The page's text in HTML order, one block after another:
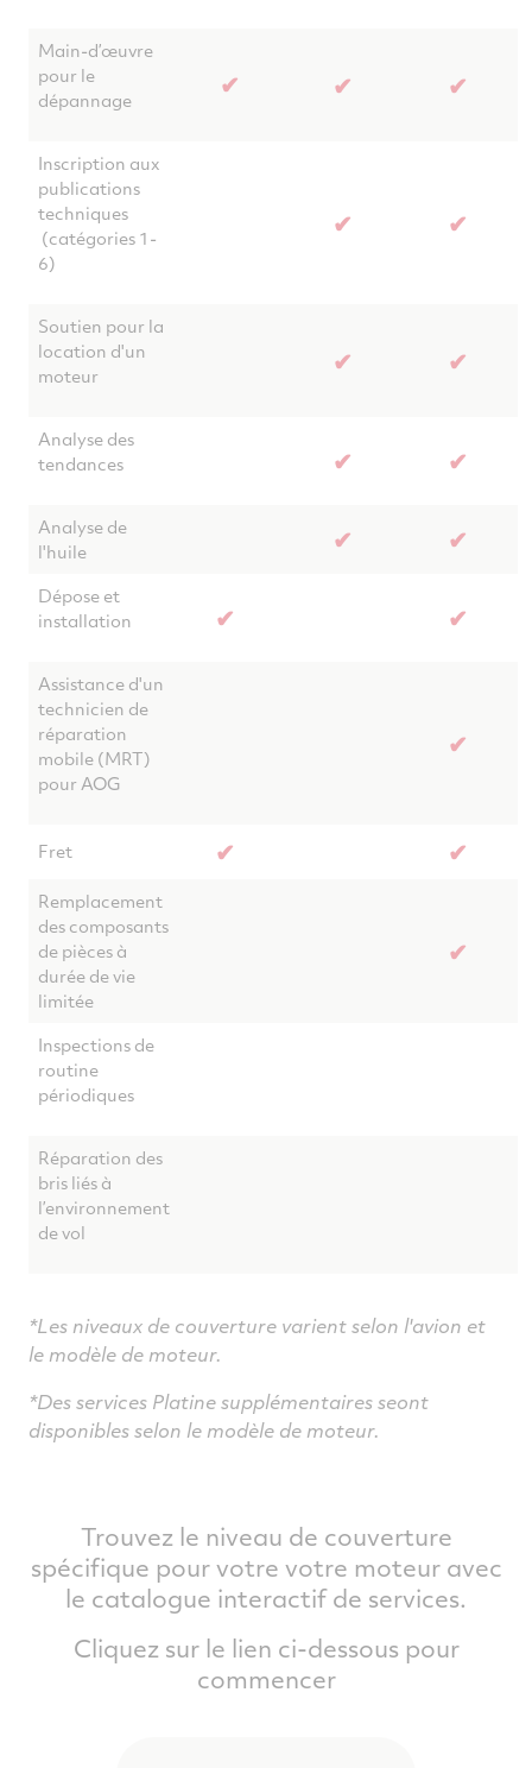
Main-d’œuvre
pour le
dépannage
✔ ✔ ✔
Inscription aux
publications
techniques
(catégories 1-
6)
✔ ✔
Soutien pour la
location d'un
moteur
✔ ✔
Analyse des
tendances
✔ ✔
Analyse de
l'huile
✔ ✔
Dépose et
installation
✔ ✔
Assistance d'un
technicien de
réparation
mobile (MRT)
pour AOG
✔
Fret ✔ ✔
Remplacement
des composants
de pièces à
durée de vie
limitée
✔
Inspections de
routine
périodiques
Réparation des
bris liés à
l’environnement
de vol
*Les niveaux de couverture varient selon l'avion et
le modèle de moteur.
*Des services Platine supplémentaires seont
disponibles selon le modèle de moteur.
Trouvez le niveau de couverture
spécifique pour votre votre moteur avec
le catalogue interactif de services.
Cliquez sur le lien ci-dessous pour
commencer